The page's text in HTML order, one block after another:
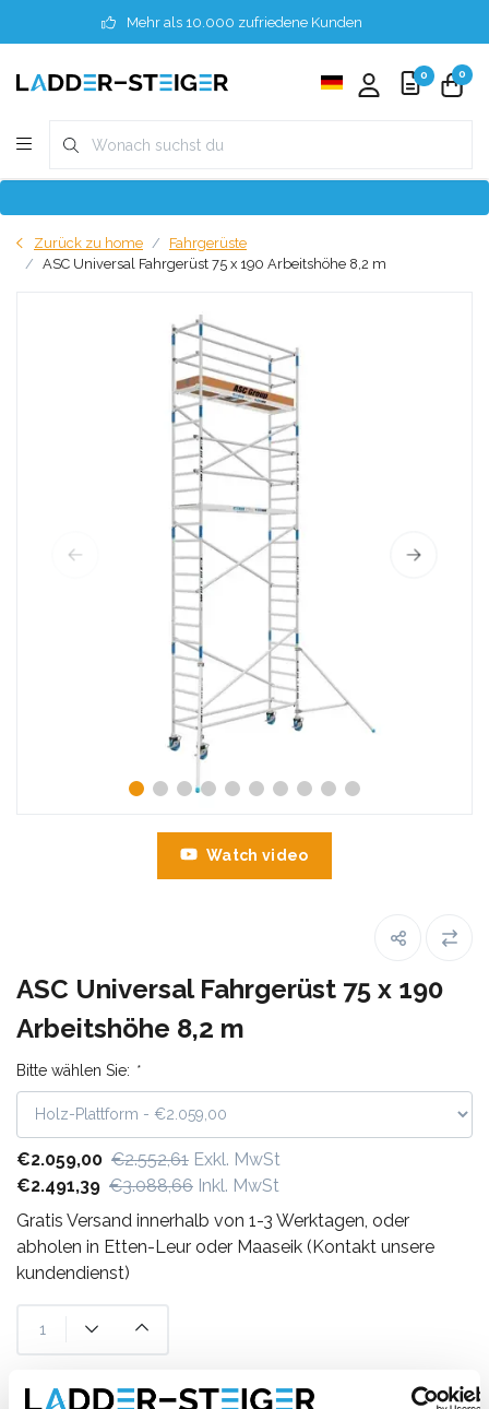
Mehr als 10.000 zufriedene Kunden
0 0
Zurück zu home
Fahrgerüste
ASC Universal Fahrgerüst 75 x 190 Arbeitshöhe 8,2 m
Watch video
ASC Universal Fahrgerüst 75 x 190
Arbeitshöhe 8,2 m
Bitte wählen Sie: *
€2.059,00 €2.552,61 Exkl. MwSt
€2.491,39 €3.088,66 Inkl. MwSt
Gratis Versand innerhalb von 1-3 Werktagen, oder
abholen in Etten-Leur oder Maaseik (Kontakt unsere
kundendienst)
Zum Warenkorb hinzufügen